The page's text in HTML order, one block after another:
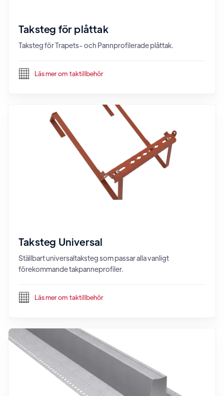
Taksteg för plåttak
Taksteg för Trapets- och Pannprofilerade plåttak.
Läs mer om taktillbehör
Taksteg Universal
Ställbart universaltaksteg som passar alla vanligt
förekommande takpanneprofiler.
Läs mer om taktillbehör